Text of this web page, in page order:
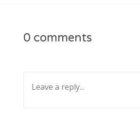
0 comments